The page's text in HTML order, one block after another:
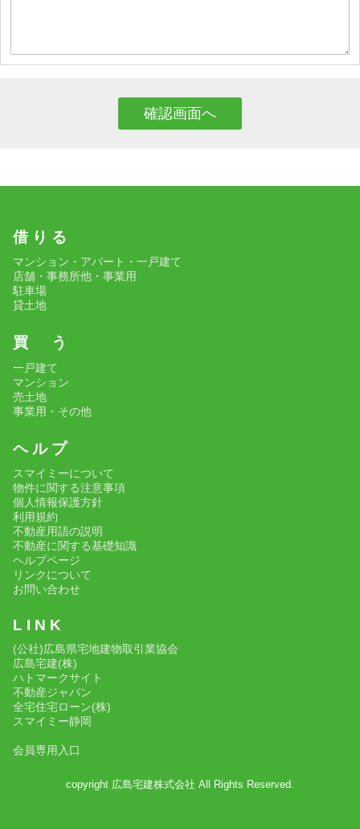
借 り る
マンション・アパート・一戸建て
店舗・事務所他・事業用
駐車場
貸土地
買 う
一戸建て
マンション
売土地
事業用・その他
ヘ ル プ
スマイミーについて
物件に関する注意事項
個人情報保護方針
利用規約
不動産用語の説明
不動産に関する基礎知識
ヘルプページ
リンクについて
お問い合わせ
L I N K
(公社)広島県宅地建物取引業協会
広島宅建(株)
ハトマークサイト
不動産ジャパン
全宅住宅ローン(株)
スマイミー静岡
会員専用入口
copyright 広島宅建株式会社 All Rights Reserved.